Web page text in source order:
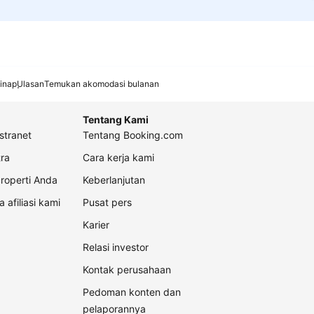
UlasanTemukan akomodasi bulanan
Anda
afiliasi kami
Tentang Kami
Tentang Booking.com
Cara kerja kami
Keberlanjutan
Pusat pers
Karier
Relasi investor
Kontak perusahaan
Pedoman konten dan
pelaporannya